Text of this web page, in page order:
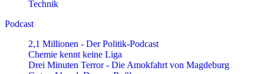
Technik
Podcast
2,1 Millionen - Der Politik-Podcast
Chemie kennt keine Liga
Drei Minuten Terror - Die Amokfahrt von Magdeburg